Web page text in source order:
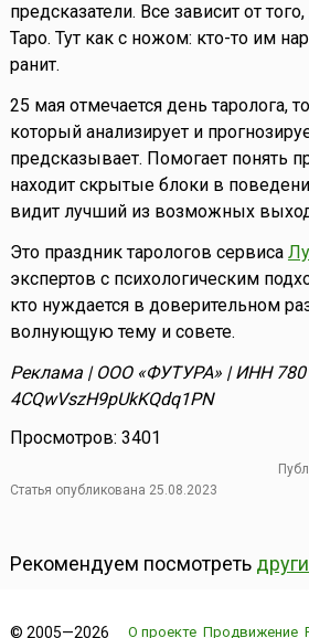
предсказатели. Все зависит от
Таро. Тут как с ножом: кто-то им
ранит.
25 мая отмечается день таролога,
который анализирует и
предсказывает. Помогает понять
находит скрытые блоки в
видит лучший из возможных выход
Это праздник тарологов сервиса
экспертов с психологическим
кто нуждается в доверительном
волнующую тему и совете.
Реклама | ООО «ФУТУРА» | ИНН
4CQwVszH9pUkKQdq1PN
Просмотров: 3401
Статья опубликована 25.08.2023
Рекомендуем посмотреть
© 2005—2026
О проекте Продвижение